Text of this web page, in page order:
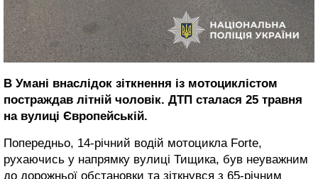
В Умані внаслідок зіткнення із мотоциклістом
постраждав літній чоловік. ДТП сталася 25 травня
на вулиці Європейській.
Попередньо, 14-річний водій мотоцикла Forte,
рухаючись у напрямку вулиці Тищика, був неуважним
до дорожньої обстановки та зіткнувся з 65-річним